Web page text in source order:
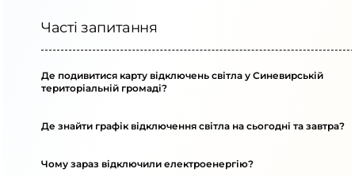
Часті запитання
Де подивитися карту відключень світла у Синевирській
територіальній громаді?
Де знайти графік відключення світла на сьогодні та завтра?
Чому зараз відключили електроенергію?